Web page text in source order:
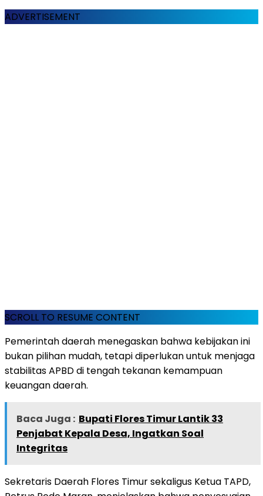
ADVERTISEMENT
SCROLL TO RESUME CONTENT
Pemerintah daerah menegaskan bahwa kebijakan ini
bukan pilihan mudah, tetapi diperlukan untuk menjaga
stabilitas APBD di tengah tekanan kemampuan
keuangan daerah.
Baca Juga : Bupati Flores Timur Lantik 33
Penjabat Kepala Desa, Ingatkan Soal
Integritas
Sekretaris Daerah Flores Timur sekaligus Ketua TAPD,